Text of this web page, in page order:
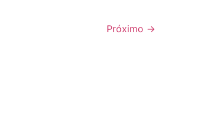
Próximo →